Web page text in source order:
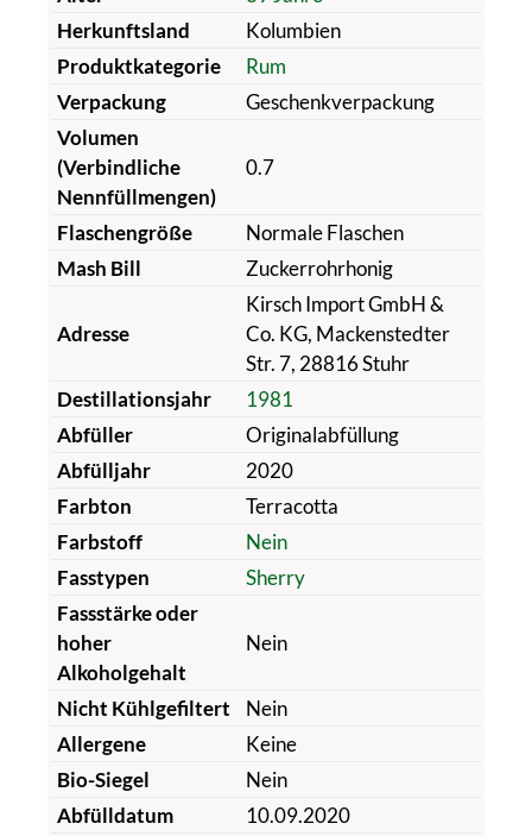
Herkunftsland
Kolumbien
Produktkategorie
Rum
Verpackung
Geschenkverpackung
Volumen
(Verbindliche
Nennfüllmengen)
0.7
Flaschengröße
Normale Flaschen
Mash Bill
Zuckerrohrhonig
Adresse
Kirsch Import GmbH &
Co. KG, Mackenstedter
Str. 7, 28816 Stuhr
Destillationsjahr
1981
Abfüller
Originalabfüllung
Abfülljahr
2020
Farbton
Terracotta
Farbstoff
Nein
Fasstypen
Sherry
Fassstärke oder
hoher
Alkoholgehalt
Nein
Nicht Kühlgefiltert
Nein
Allergene
Keine
Bio-Siegel
Nein
Abfülldatum
10.09.2020